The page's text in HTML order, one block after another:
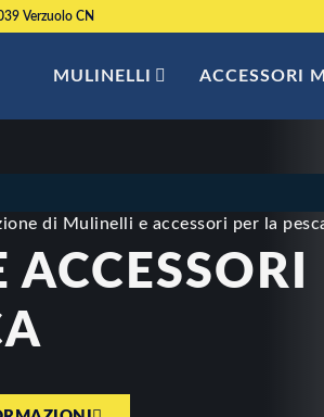
Verzuolo CN
MULINELLI ACCESSORI
di Mulinelli e accessori per la